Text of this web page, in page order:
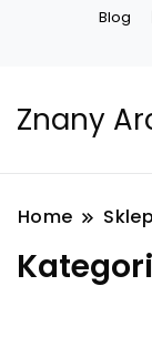
Blog
Znany
Home Sklep